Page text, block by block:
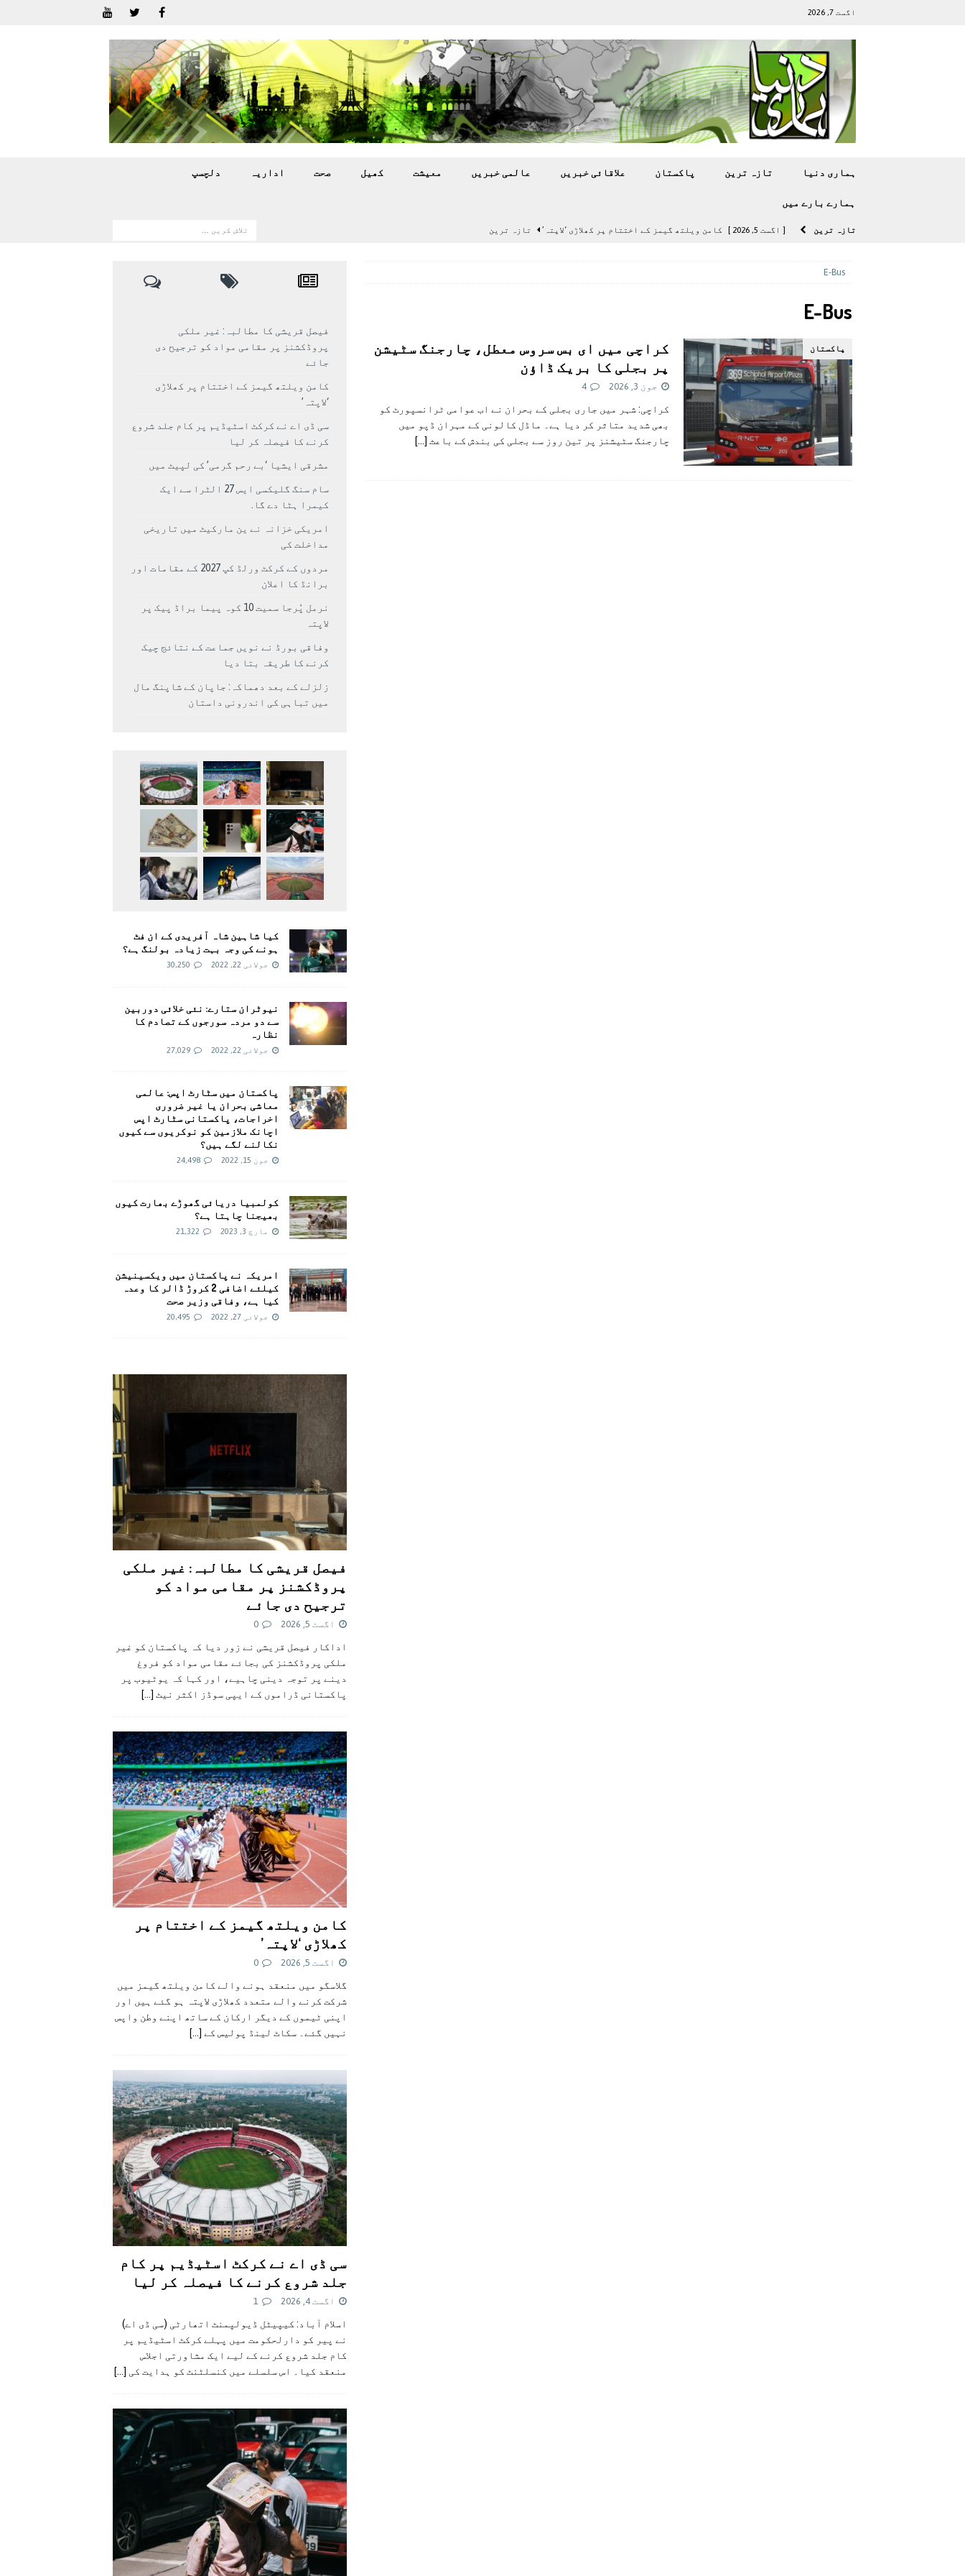
اگست 7, 2026
ہماری دنیا تازہ ترين پاکستان علاقائی خبريں عالمی خبريں معيشت کھيل صحت اداريہ دلچسپ
ہمارے بارے ميں
تازہ ترين [ اگست 5, 2026 ] کامن ویلتھ گیمز کے اختتام پر کھلاڑی ‘لاپتہ’ تازہ ترين
پاکستان
E-Bus
E-Bus
پاکستان
کراچی میں ای بس سروس معطل، چارجنگ سٹیشن
پر بجلی کا بریک ڈاؤن
جون 3, 2026 4
کراچی: شہر میں جاری بجلی کے بحران نے اب عوامی ٹرانسپورٹ کو
بھی شدید متاثر کر دیا ہے۔ ماڈل کالونی کے مہران ڈپو میں
چارجنگ سٹیشنز پر تین روز سے بجلی کی بندش کے باعث […]
فیصل قریشی کا مطالبہ: غیر ملکی
پروڈکشنز پر مقامی مواد کو ترجیح دی
جائے
کامن ویلتھ گیمز کے اختتام پر کھلاڑی
‘لاپتہ’
سی ڈی اے نے کرکٹ اسٹیڈیم پر کام جلد شروع
کرنے کا فیصلہ کر لیا
مشرقی ایشیا ‘بے رحم گرمی’ کی لپیٹ میں
سام سنگ گلیکسی ایس 27 الٹرا سے ایک
کیمرا ہٹا دے گا.
امریکی خزانہ نے ین مارکیٹ میں تاریخی
مداخلت کی
مردوں کے کرکٹ ورلڈ کپ 2027 کے مقامات اور
برانڈ کا اعلان
نرمل پُرجا سمیت 10 کوہ پیما براڈ پیک پر
لاپتہ
وفاقی بورڈ نے نویں جماعت کے نتائج چیک
کرنے کا طریقہ بتا دیا
زلزلے کے بعد دھماکہ: جاپان کے شاپنگ مال
میں تباہی کی اندرونی داستان
کیا شاہین شاہ آفریدی کے ان فٹ
ہونے کی وجہ بہت زیادہ بولنگ ہے؟
جولائی 22, 2022 30,250
نیوٹران ستارے: نئی خلائی دوربین
سے دو مردہ سورجوں کے تصادم کا
نظارہ
جولائی 22, 2022 27,029
پاکستان میں سٹارٹ اپس: عالمی
معاشی بحران یا غیر ضروری
اخراجات، پاکستانی سٹارٹ اپس
اچانک ملازمین کو نوکریوں سے کیوں
نکالنے لگے ہیں؟
جون 15, 2022 24,498
کولمبیا دریائی گھوڑے بھارت کیوں
بھیجنا چاہتا ہے؟
مارچ 3, 2023 21,322
امريکہ نے پاکستان میں ویکسینیشن
کیلئے اضافی 2 کروڑ ڈالر کا وعدہ
کیا ہے، وفاقی وزیر صحت
جولائی 27, 2022 20,495
فیصل قریشی کا مطالبہ: غیر ملکی
پروڈکشنز پر مقامی مواد کو
ترجیح دی جائے
اگست 5, 2026 0
اداکار فیصل قریشی نے زور دیا کہ پاکستان کو غیر
ملکی پروڈکشنز کی بجائے مقامی مواد کو فروغ
دینے پر توجہ دینی چاہیے، اور کہا کہ یوٹیوب پر
پاکستانی ڈراموں کے ایپی سوڈز اکثر نیٹ [...]
کامن ویلتھ گیمز کے اختتام پر
کھلاڑی ‘لاپتہ’
اگست 5, 2026 0
گلاسگو میں منعقد ہونے والے کامن ویلتھ گیمز میں
شرکت کرنے والے متعدد کھلاڑی لاپتہ ہو گئے ہیں اور
اپنی ٹیموں کے دیگر ارکان کے ساتھ اپنے وطن واپس
نہیں گئے۔ سکاٹ لینڈ پولیس کے [...]
سی ڈی اے نے کرکٹ اسٹیڈیم پر کام
جلد شروع کرنے کا فیصلہ کر لیا
اگست 4, 2026 1
اسلام آباد: کیپیٹل ڈیولپمنٹ اتھارٹی (سی ڈی اے)
نے پیر کو دارلحکومت میں پہلے کرکٹ اسٹیڈیم پر
کام جلد شروع کرنے کے لیے ایک مشاورتی اجلاس
منعقد کیا۔ اس سلسلے میں کنسلٹنٹ کو ہدایت کی [...]